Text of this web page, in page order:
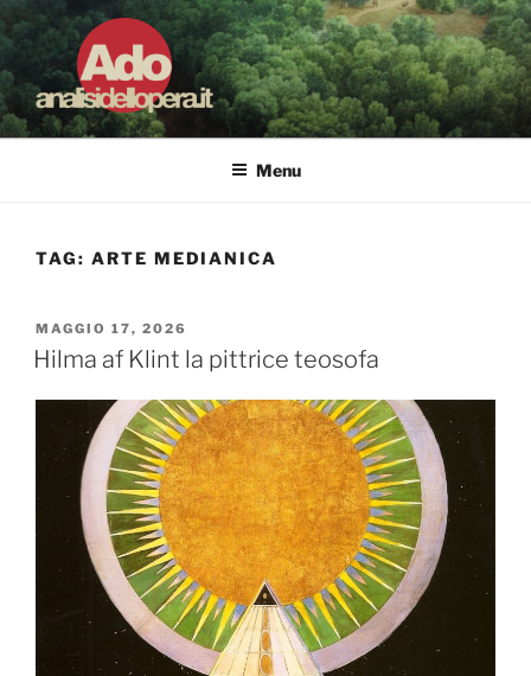
Salta
al
contenuto
ADO ANALISI DELL'OPERA
Osservare le opere d'arte per capirle e imparare ad amarle
Menu
TAG: ARTE MEDIANICA
PUBBLICATO
IL
MAGGIO 17, 2026
Hilma af Klint la pittrice teosofa